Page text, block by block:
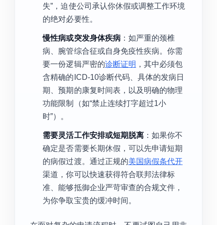
失”，迫使公司承认你休假或调整工作环境
的绝对必要性。
慢性病或突发身体疾病：如严重的颈椎
病、腕管综合征或自身免疫性疾病。你需
要一份逻辑严密的诊断证明 ，其中必须包
含精确的ICD-10诊断代码、具体的发病日
期、预期的康复时间表，以及明确的物理
功能限制（如“禁止连续打字超过1小
时”）。
需要灵活工作安排或短期脱离：如果你不
确定是否需要长期休假，可以先申请短期
的病假过渡。通过正规的美国病假条代开
渠道，你可以快速获得符合联邦法律标
准、能够抵御企业严苛审查的合规文件，
为你争取宝贵的缓冲时间。